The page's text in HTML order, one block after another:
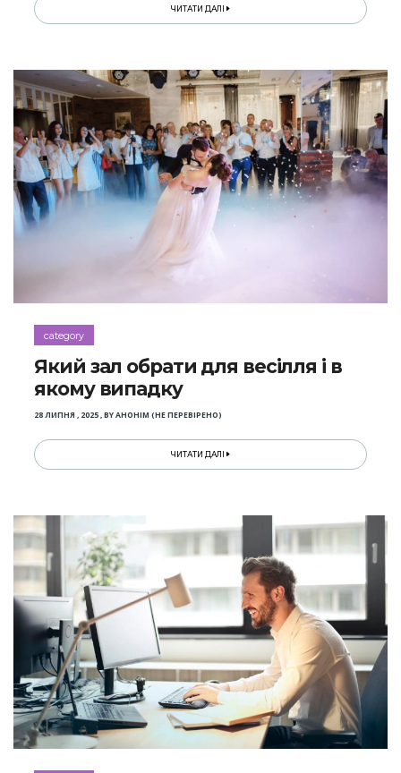
ЧИТАТИ ДАЛІ
category
Який зал обрати для весілля і в
якому випадку
28 ЛИПНЯ , 2025,BYАНОНІМ (НЕ ПЕРЕВІРЕНО)
ЧИТАТИ ДАЛІ